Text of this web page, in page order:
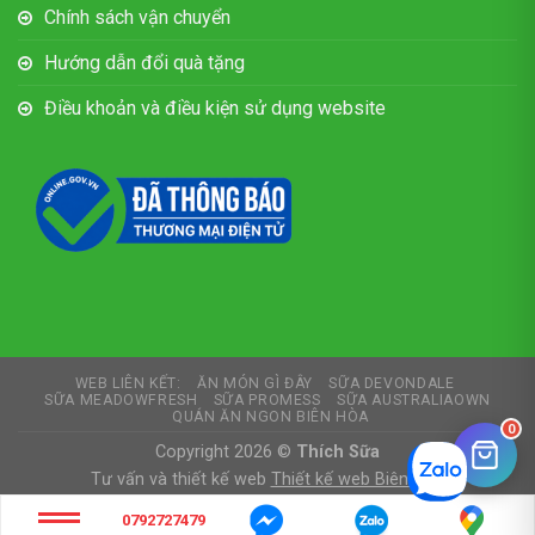
Chính sách vận chuyển
Hướng dẫn đổi quà tặng
Điều khoản và điều kiện sử dụng website
WEB LIÊN KẾT: ĂN MÓN GÌ ĐÂY
SỮA DEVONDALE
SỮA MEADOWFRESH
SỮA PROMESS
SỮA AUSTRALIAOWN
QUÁN ĂN NGON BIÊN HÒA
Copyright 2026 © Thích Sữa
Tư vấn và thiết kế web Thiết kế web Biên Hòa
0792727479
0